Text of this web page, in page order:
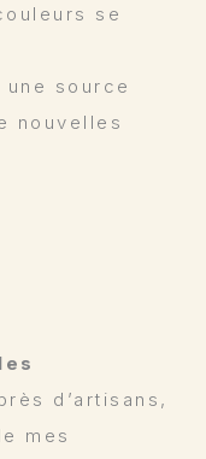
se
source
nouvelles
d’artisans,
mes